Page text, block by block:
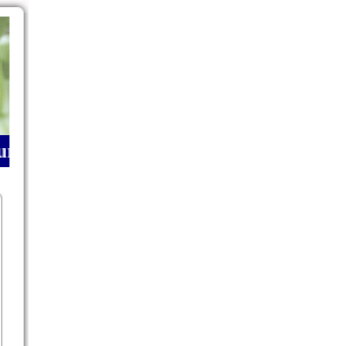
産業廃棄物収集運搬は青木建材に